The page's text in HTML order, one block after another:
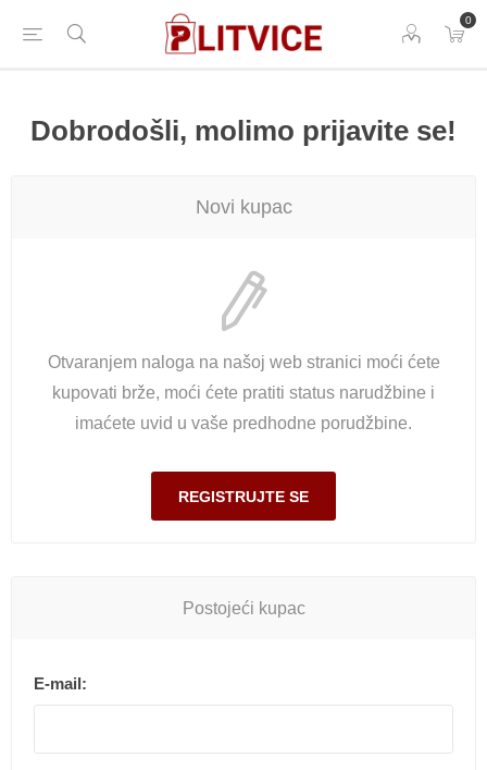
0
Dobrodošli, molimo prijavite se!
Novi kupac
Otvaranjem naloga na našoj web stranici moći ćete
kupovati brže, moći ćete pratiti status narudžbine i
imaćete uvid u vaše predhodne porudžbine.
Postojeći kupac
E-mail: